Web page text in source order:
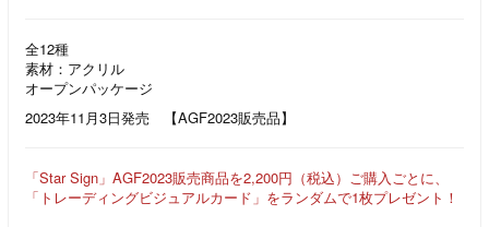
全12種
素材：アクリル
オープンパッケージ
2023年11月3日発売 【AGF2023販売品】
「Star Sign」AGF2023販売商品を2,200円（税込）ご購入ごとに、
「トレーディングビジュアルカード」をランダムで1枚プレゼント！